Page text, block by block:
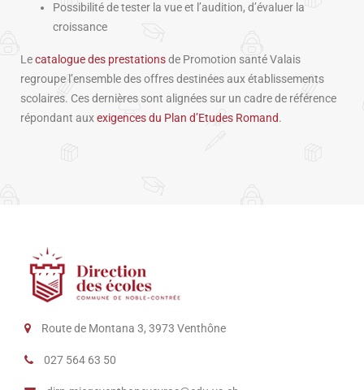
Possibilité de tester la vue et l’audition, d’évaluer la
croissance
Le ⁠catalogue des prestationsde Promotion santé Valais
regroupe l’ensemble des offres destinées aux établissements
scolaires. Ces dernières sont alignées sur un cadre de référence
répondant auxexigences du Plan d’Etudes Romand.
Route de Montana 3, 3973 Venthône
027 564 63 50